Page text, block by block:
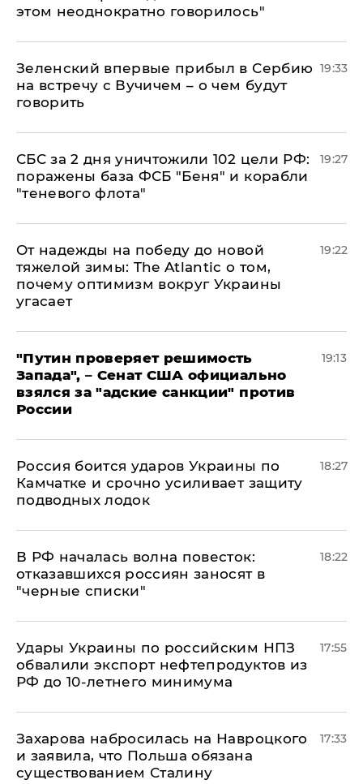
этом неоднократно говорилось"
Зеленский впервые прибыл в Сербию
на встречу с Вучичем – о чем будут
говорить
19:33
СБС за 2 дня уничтожили 102 цели РФ:
поражены база ФСБ "Беня" и корабли
"теневого флота"
19:27
От надежды на победу до новой
тяжелой зимы: The Atlantic о том,
почему оптимизм вокруг Украины
угасает
19:22
"Путин проверяет решимость
Запада", – Сенат США официально
взялся за "адские санкции" против
России
19:13
Россия боится ударов Украины по
Камчатке и срочно усиливает защиту
подводных лодок
18:27
​В РФ началась волна повесток:
отказавшихся россиян заносят в
"черные списки"
18:22
Удары Украины по российским НПЗ
обвалили экспорт нефтепродуктов из
РФ до 10-летнего минимума
17:55
​Захарова набросилась на Навроцкого
и заявила, что Польша обязана
существованием Сталину
17:33